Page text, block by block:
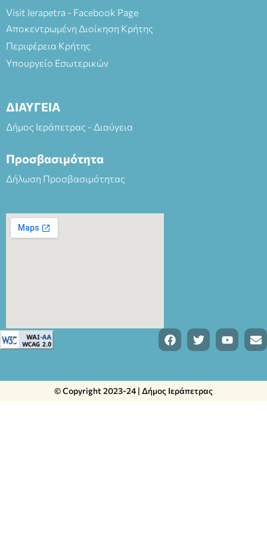
Visit Ierapetra - Facebook Page
Αποκεντρωμένη Διοίκηση Κρήτης
Περιφέρεια Κρήτης
Υπουργείο Εσωτερικών
ΔΙΑΥΓΕΙΑ
Δήμος Ιεράπετρας - Διαύγεια
Προσβασιμότητα
Δήλωση Προσβασιμότητας
© Copyright 2023-24 | Δήμος Ιεράπετρας